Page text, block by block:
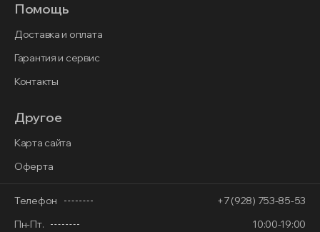
Помощь
Доставка и оплата
Гарантия и сервис
Контакты
Другое
Карта сайта
Оферта
Телефон
+7 (928) 753-85-53
Пн-Пт.
10:00-19:00